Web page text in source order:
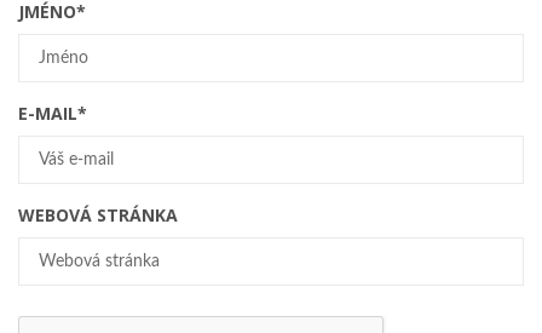
JMÉNO*
E-MAIL*
WEBOVÁ STRÁNKA